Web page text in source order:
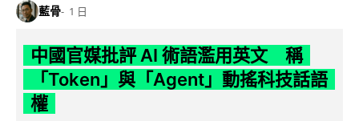
藍骨 1 日
中國官媒批評 AI 術語濫用英文 稱
「Token」與「Agent」動搖科技話語
權